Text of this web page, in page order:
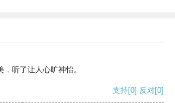
听了让人心旷神怡。
支持[0] 反对[0]